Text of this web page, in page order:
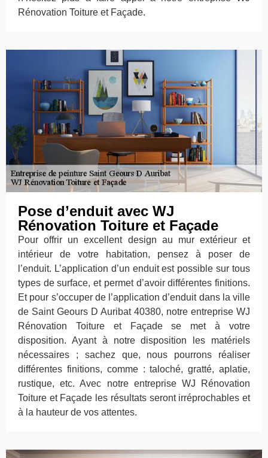
Rénovation Toiture et Façade.
Pose d’enduit avec WJ
Rénovation Toiture et Façade
Pour offrir un excellent design au mur extérieur et
intérieur de votre habitation, pensez à poser de
l’enduit. L’application d’un enduit est possible sur tous
types de surface, et permet d’avoir différentes finitions.
Et pour s’occuper de l’application d’enduit dans la ville
de Saint Geours D Auribat 40380, notre entreprise WJ
Rénovation Toiture et Façade se met à votre
disposition. Ayant à notre disposition les matériels
nécessaires ; sachez que, nous pourrons réaliser
différentes finitions, comme : taloché, gratté, aplatie,
rustique, etc. Avec notre entreprise WJ Rénovation
Toiture et Façade les résultats seront irréprochables et
à la hauteur de vos attentes.